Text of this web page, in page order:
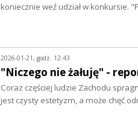
koniecznie weź udział w konkursie.
2026-01-21, godz. 12:43
"Niczego nie żałuję" -
Coraz częściej ludzie Zachodu
jest czysty estetyzm, a może chęć